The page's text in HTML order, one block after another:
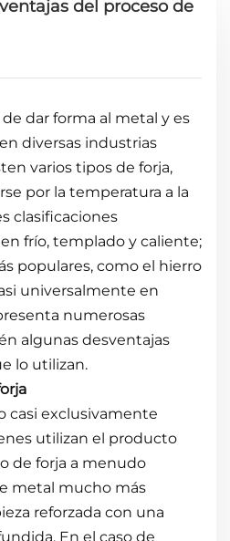
del proceso de
dar forma al metal y es
diversas industrias
varios tipos de forja,
por la temperatura a la
clasificaciones
frío, templado y caliente;
populares, como el hierro
universalmente en
numerosas
algunas desventajas
lo utilizan.
casi exclusivamente
utilizan el producto
de forja a menudo
metal mucho más
reforzada con una
En el caso de